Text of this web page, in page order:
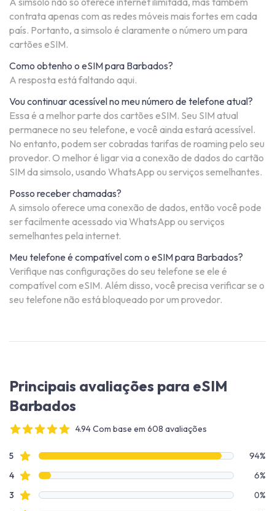
contrata apenas com as redes móveis mais fortes em cada
país. Portanto, a simsolo é claramente o número um para
cartões eSIM.
Como obtenho o eSIM para Barbados?
A resposta está faltando aqui.
Vou continuar acessível no meu número de telefone atual?
Essa é a melhor parte dos cartões eSIM. Seu SIM atual
permanece no seu telefone, e você ainda estará acessível.
No entanto, podem ser cobradas tarifas de roaming pelo seu
provedor. O melhor é ligar via a conexão de dados do cartão
SIM da simsolo, usando WhatsApp ou serviços semelhantes.
Posso receber chamadas?
A simsolo oferece uma conexão de dados, então você pode
ser facilmente acessado via WhatsApp ou serviços
semelhantes pela internet.
Meu telefone é compatível com o eSIM para Barbados?
Verifique nas configurações do seu telefone se ele é
compatível com eSIM. Além disso, você precisa verificar se o
seu telefone não está bloqueado por um provedor.
Principais avaliações para eSIM
Barbados
4.94 Com base em 608 avaliações
Dados de avaliação
5avaliações de estrelas
94%
4avaliações de estrelas
6%
3 avaliações de estrelas
0%